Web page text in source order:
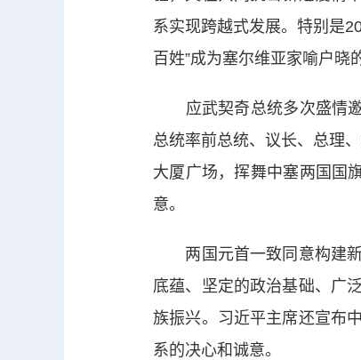
系实现跨越式发展。特别是
百姓”成为塞尔维亚家喻户晓
应武契奇总统多次盛情邀
总统率前总统、议长、总理
大厦广场，挥舞中塞两国国
意。
两国元首一致同意构建新
底蕴、坚定的政治基础、广
族振兴。习近平主席还宣布
系的决心和诚意。